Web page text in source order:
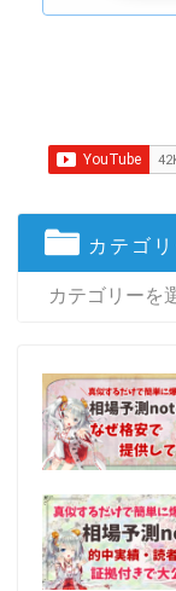
カテゴ